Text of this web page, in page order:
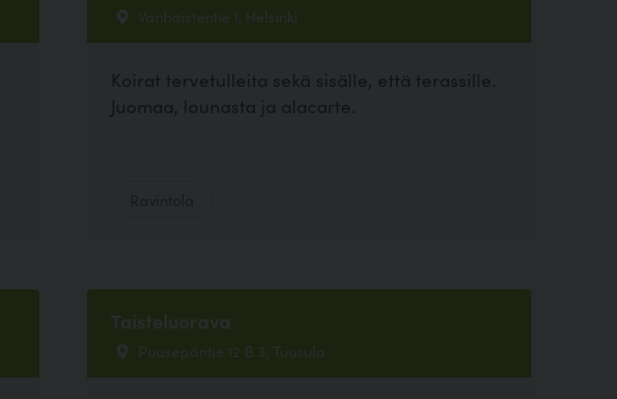
Vanhaistentie 1, Helsinki
Koirat tervetulleita sekä sisälle, että terassille.
Juomaa, lounasta ja alacarte.
Taisteluorava
Puusepäntie 12 B 3, Tuusula